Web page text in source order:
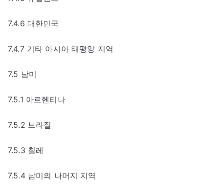
7.4.6 대한민국
7.4.7 기타 아시아 태평양 지역
7.5 남미
7.5.1 아르헨티나
7.5.2 브라질
7.5.3 칠레
7.5.4 남미의 나머지 지역